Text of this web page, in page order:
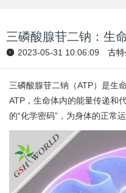
三磷酸腺苷二钠：生
2023-05-31 10:06:09 古
三磷酸腺苷二钠（ATP）是生
ATP，生命体内的能量传递和
的“化学密码”，为身体的正常